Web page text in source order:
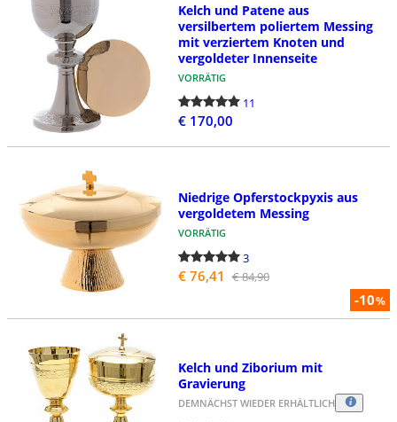
Kelch und Patene aus
versilbertem poliertem Messing
mit verziertem Knoten und
vergoldeter Innenseite
VORRÄTIG
11
€ 170,00
-10%
Niedrige Opferstockpyxis aus
vergoldetem Messing
VORRÄTIG
3
€ 76,41 € 84,90
Kelch und Ziborium mit
Gravierung
DEMNÄCHST WIEDER ERHÄLTLICH